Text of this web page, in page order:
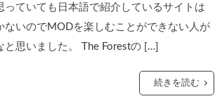
っていても日本語で紹介しているサイトは
ないのでMODを楽しむことができない人が
と思いました。 The Forestの […]
続きを読む